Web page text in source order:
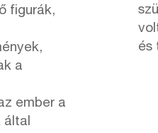
figurák,
a
ember a
által
és